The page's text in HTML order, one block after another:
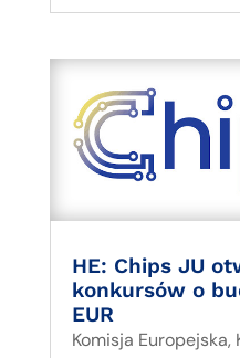
HE: Chips JU
konkursów o
EUR
Komisja Europejska,